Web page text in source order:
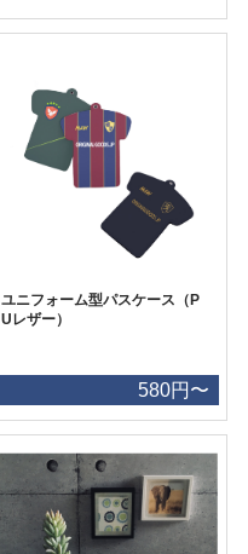
ユニフォーム型パスケース（P
Uレザー）
580円〜